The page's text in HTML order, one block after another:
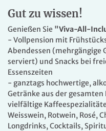
dem Rubin Deck befinden
Auf dem Smaragd Deck
die nicht geöffnet werden
perfekt ausgestattet mit
Mini-Bar, Nespresso®-
RITUALS®, Haartrockner,
WC und lassen keine
Gut zu wissen!
Genießen Sie "Viva-All-
- Vollpension mit
Abendessen (mehrgängige
serviert) und Snacks bei
Essenszeiten
- ganztags hochwertige,
Getränke aus der
vielfältige
Weisswein, Rotwein, Rosé,
Longdrinks, Cocktails,